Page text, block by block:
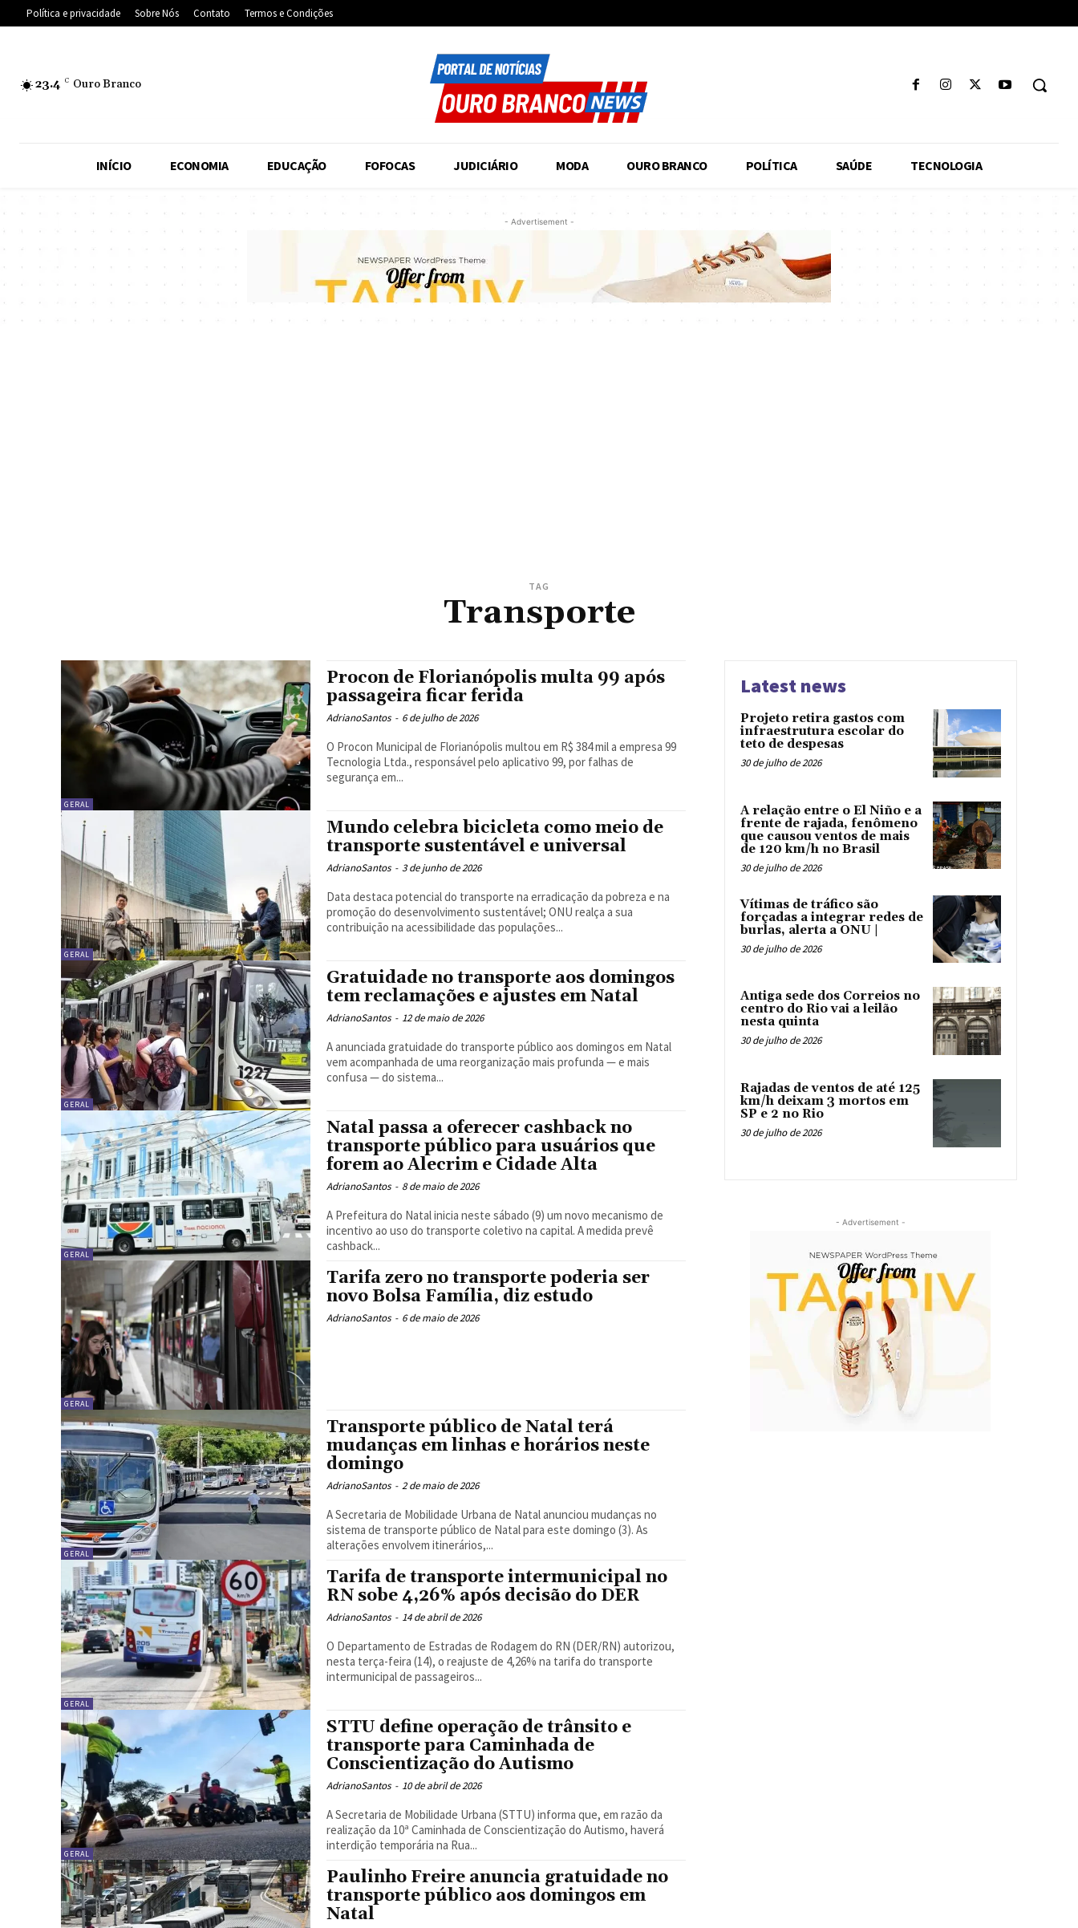
Política e privacidade Sobre Nós Contato Termos e Condições
23.4 C Ouro Branco
INÍCIO ECONOMIA EDUCAÇÃO FOFOCAS JUDICIÁRIO MODA OURO BRANCO POLÍTICA SAÚDE TECNOLOGIA
- Advertisement -
TAG
Transporte
GERAL
Procon de Florianópolis multa 99 após
passageira ficar ferida
AdrianoSantos - 6 de julho de 2026
O Procon Municipal de Florianópolis multou em R$ 384 mil a empresa 99
Tecnologia Ltda., responsável pelo aplicativo 99, por falhas de
segurança em...
GERAL
Mundo celebra bicicleta como meio de
transporte sustentável e universal
AdrianoSantos - 3 de junho de 2026
Data destaca potencial do transporte na erradicação da pobreza e na
promoção do desenvolvimento sustentável; ONU realça a sua
contribuição na acessibilidade das populações...
GERAL
Gratuidade no transporte aos domingos
tem reclamações e ajustes em Natal
AdrianoSantos - 12 de maio de 2026
A anunciada gratuidade do transporte público aos domingos em Natal
vem acompanhada de uma reorganização mais profunda — e mais
confusa — do sistema...
GERAL
Natal passa a oferecer cashback no
transporte público para usuários que
forem ao Alecrim e Cidade Alta
AdrianoSantos - 8 de maio de 2026
A Prefeitura do Natal inicia neste sábado (9) um novo mecanismo de
incentivo ao uso do transporte coletivo na capital. A medida prevê
cashback...
GERAL
Tarifa zero no transporte poderia ser
novo Bolsa Família, diz estudo
AdrianoSantos - 6 de maio de 2026
GERAL
Transporte público de Natal terá
mudanças em linhas e horários neste
domingo
AdrianoSantos - 2 de maio de 2026
A Secretaria de Mobilidade Urbana de Natal anunciou mudanças no
sistema de transporte público de Natal para este domingo (3). As
alterações envolvem itinerários,...
GERAL
Tarifa de transporte intermunicipal no
RN sobe 4,26% após decisão do DER
AdrianoSantos - 14 de abril de 2026
O Departamento de Estradas de Rodagem do RN (DER/RN) autorizou,
nesta terça-feira (14), o reajuste de 4,26% na tarifa do transporte
intermunicipal de passageiros...
GERAL
STTU define operação de trânsito e
transporte para Caminhada de
Conscientização do Autismo
AdrianoSantos - 10 de abril de 2026
A Secretaria de Mobilidade Urbana (STTU) informa que, em razão da
realização da 10ª Caminhada de Conscientização do Autismo, haverá
interdição temporária na Rua...
Paulinho Freire anuncia gratuidade no
transporte público aos domingos em
Natal
Latest news
Projeto retira gastos com
infraestrutura escolar do
teto de despesas
30 de julho de 2026
A relação entre o El Niño e a
frente de rajada, fenômeno
que causou ventos de mais
de 120 km/h no Brasil
30 de julho de 2026
Vítimas de tráfico são
forçadas a integrar redes de
burlas, alerta a ONU |
30 de julho de 2026
Antiga sede dos Correios no
centro do Rio vai a leilão
nesta quinta
30 de julho de 2026
Rajadas de ventos de até 125
km/h deixam 3 mortos em
SP e 2 no Rio
30 de julho de 2026
- Advertisement -